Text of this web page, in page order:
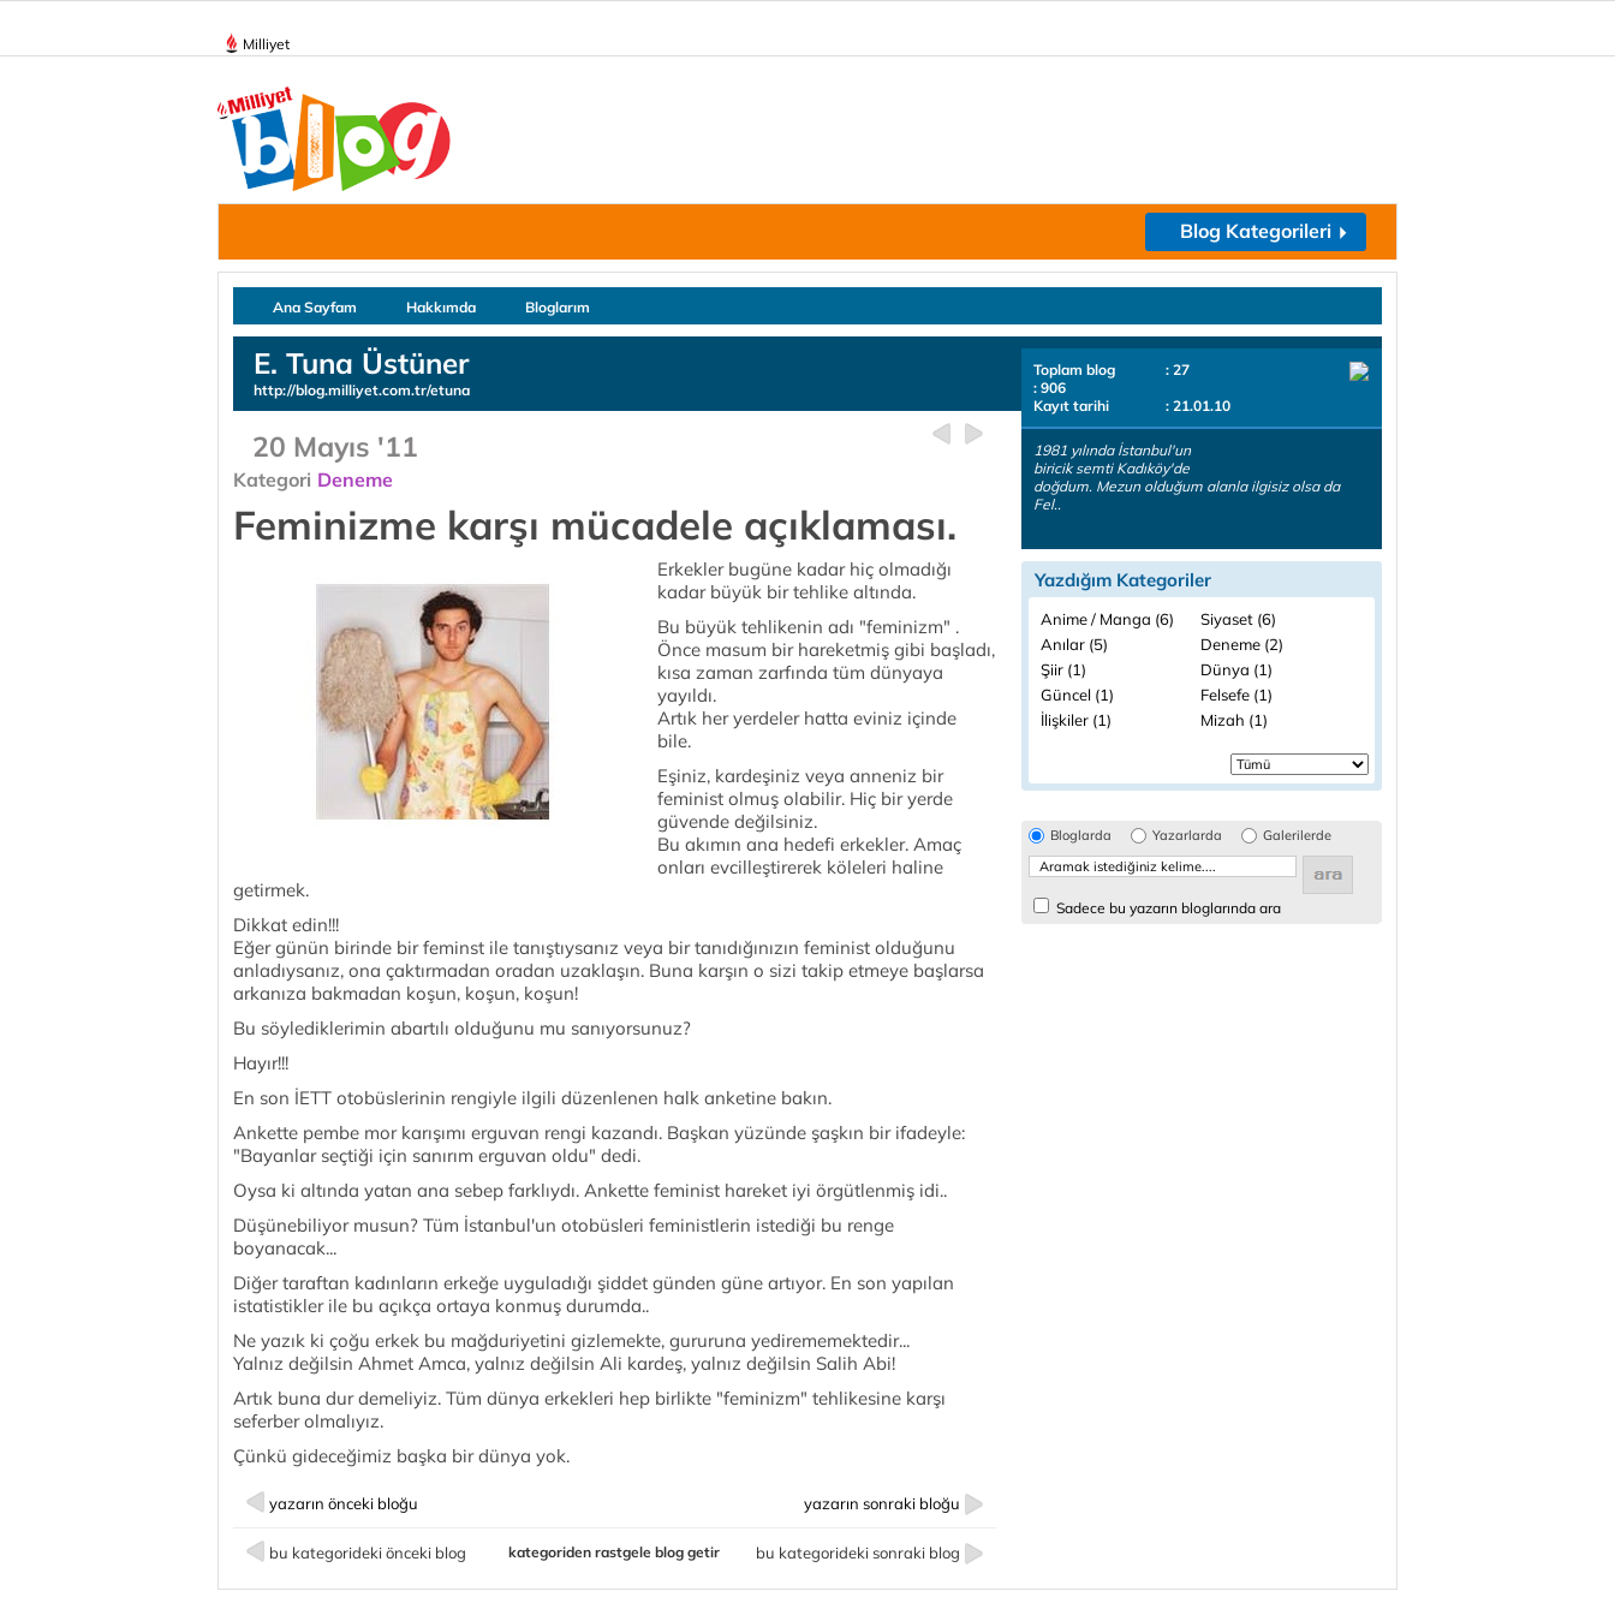
Milliyet
Blog Kategorileri
Ana Sayfam Hakkımda Bloglarım
E. Tuna Üstüner
http://blog.milliyet.com.tr/etuna
20 Mayıs '11
Kategori Deneme
Feminizme karşı mücadele açıklaması.
Erkekler bugüne kadar hiç olmadığı
kadar büyük bir tehlike altında.
Bu büyük tehlikenin adı "feminizm" .
Önce masum bir hareketmiş gibi başladı,
kısa zaman zarfında tüm dünyaya
yayıldı.
Artık her yerdeler hatta eviniz içinde
bile.
Eşiniz, kardeşiniz veya anneniz bir
feminist olmuş olabilir. Hiç bir yerde
güvende değilsiniz.
Bu akımın ana hedefi erkekler. Amaç
onları evcilleştirerek köleleri haline
getirmek.
Dikkat edin!!!
Eğer günün birinde bir feminst ile tanıştıysanız veya bir tanıdığınızın feminist olduğunu
anladıysanız, ona çaktırmadan oradan uzaklaşın. Buna karşın o sizi takip etmeye başlarsa
arkanıza bakmadan koşun, koşun, koşun!
Bu söylediklerimin abartılı olduğunu mu sanıyorsunuz?
Hayır!!!
En son İETT otobüslerinin rengiyle ilgili düzenlenen halk anketine bakın.
Ankette pembe mor karışımı erguvan rengi kazandı. Başkan yüzünde şaşkın bir ifadeyle:
"Bayanlar seçtiği için sanırım erguvan oldu" dedi.
Oysa ki altında yatan ana sebep farklıydı. Ankette feminist hareket iyi örgütlenmiş idi..
Düşünebiliyor musun? Tüm İstanbul'un otobüsleri feministlerin istediği bu renge
boyanacak...
Diğer taraftan kadınların erkeğe uyguladığı şiddet günden güne artıyor. En son yapılan
istatistikler ile bu açıkça ortaya konmuş durumda..
Ne yazık ki çoğu erkek bu mağduriyetini gizlemekte, gururuna yedirememektedir...
Yalnız değilsin Ahmet Amca, yalnız değilsin Ali kardeş, yalnız değilsin Salih Abi!
Artık buna dur demeliyiz. Tüm dünya erkekleri hep birlikte "feminizm" tehlikesine karşı
seferber olmalıyız.
Çünkü gideceğimiz başka bir dünya yok.
yazarın önceki bloğu yazarın sonraki bloğu
bu kategorideki önceki blog bu kategorideki sonraki blog
kategoriden rastgele blog getir
Toplam blog
: 27
: 906
Kayıt tarihi
: 21.01.10
1981 yılında İstanbul'un
biricik semti Kadıköy'de
doğdum. Mezun olduğum alanla ilgisiz olsa da
Fel..
Yazdığım Kategoriler
Anime / Manga (6)
Siyaset (6)
Anılar (5)
Deneme (2)
Şiir (1)
Dünya (1)
Güncel (1)
Felsefe (1)
İlişkiler (1)
Mizah (1)
Bloglarda Yazarlarda Galerilerde
Sadece bu yazarın bloglarında ara